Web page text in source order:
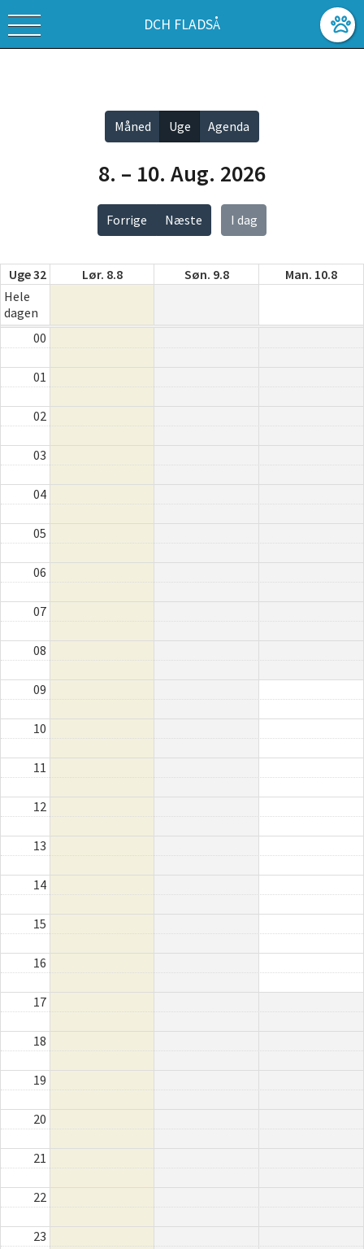
DCH FLADSÅ
Forrige Næste I dag
8. – 10. Aug. 2026
Måned Uge Agenda
Uge 32 Lør. 8.8 Søn. 9.8
Man. 10.8
Hele
dagen
00
01
02
03
04
05
06
07
08
09
10
11
12
13
14
15
16
17
18
19
20
21
22
23